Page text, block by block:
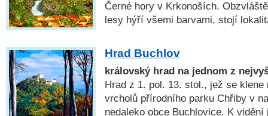
Černé hory v Krkonoších.
lesy hýří všemi barvami, stojí
Hrad Buchlov
královský hrad na jednom z
Hrad z 1. pol. 13. stol., jež se
vrcholů přírodního parku Chřiby v
nedaleko obce Buchlovice. K